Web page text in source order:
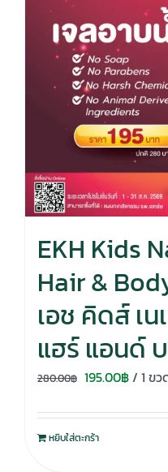
EKH Kids
Hair &
เอช คิดส์ เ
แฮร์ แอนด์
280.00฿ Original
was:
280.00฿.
195.00฿
is:
/ 1 ขว
หยิบใส่ตะกร้า